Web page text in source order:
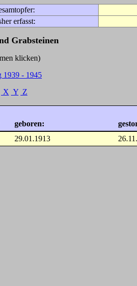
erfasst:
Grabsteinen
klicken)
1939 - 1945
X Y Z
geboren:
29.01.1913